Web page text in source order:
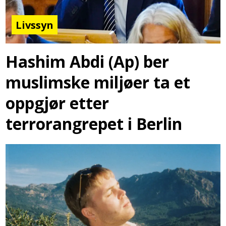
Livssyn
Hashim Abdi (Ap) ber
muslimske miljøer ta et
oppgjør etter
terrorangrepet i Berlin